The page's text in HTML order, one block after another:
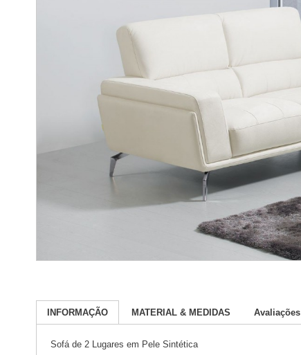
INFORMAÇÃO MATERIAL & MEDIDAS Avaliações
Sofá de 2 Lugares em Pele Sintética